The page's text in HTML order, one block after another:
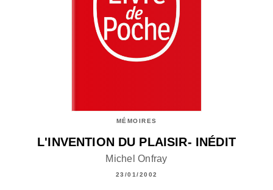
MÉMOIRES
L'INVENTION DU PLAISIR- INÉDIT
Michel Onfray
23/01/2002